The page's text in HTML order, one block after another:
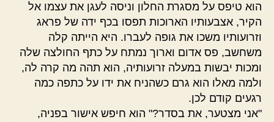
הוא טיפס על מסגרת החלון וניסה לעגן את עצמו אל
הקיר, אצבעותיו הארוכות תפסו בכף ידה של פראג
וזרועותיו משכו את גופה לעברו. היא הייתה קלה
משחשב, פס אדום וארוך נמתח על כתף החולצה שלה
ומכות יבשות במעלה זרועותיה, הוא תהה מה קרה לה,
ולמה מאלו הוא גרם כשהניח את ידו על כתפה כמה
רגעים קודם לכן.
"אני מצטער, את בסדר?" הוא חיפש אישור בפניה,